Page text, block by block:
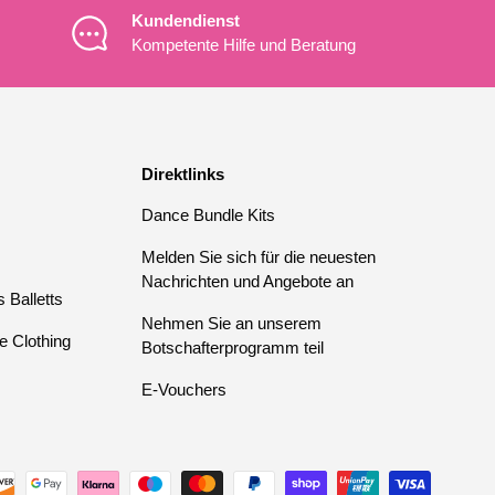
Kundendienst
Kompetente Hilfe und Beratung
Balletts
Clothing
Direktlinks
Dance Bundle Kits
Melden Sie sich für die neuesten
Nachrichten und Angebote an
Nehmen Sie an unserem
Botschafterprogramm teil
E-Vouchers